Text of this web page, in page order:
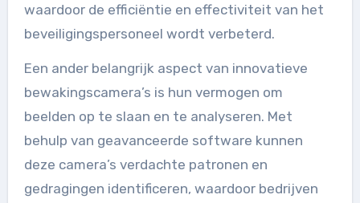
waardoor de efficiëntie en effectiviteit van het
beveiligingspersoneel wordt verbeterd.
Een ander belangrijk aspect van innovatieve
bewakingscamera’s is hun vermogen om
beelden op te slaan en te analyseren. Met
behulp van geavanceerde software kunnen
deze camera’s verdachte patronen en
gedragingen identificeren, waardoor bedrijven